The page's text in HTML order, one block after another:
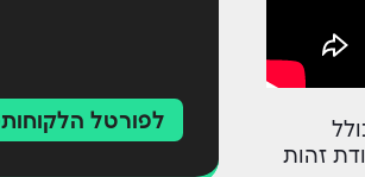
זהות
לפורטל הלקוחות